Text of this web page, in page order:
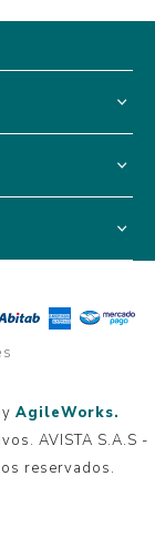
AgileWorks.
AVISTA S.A.S -
reservados.